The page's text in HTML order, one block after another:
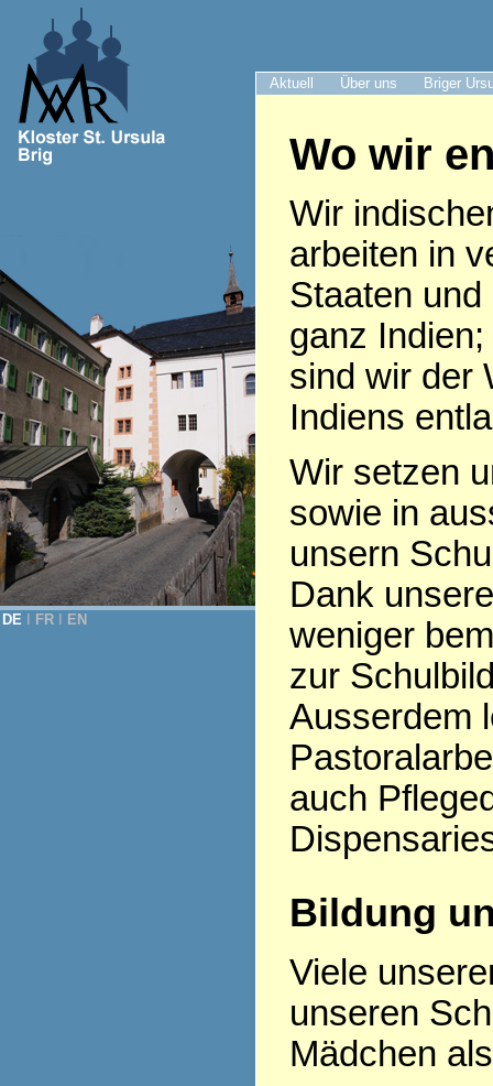
Aktuell Über uns Briger
DE FR EN
Wo wir
Wir
arbeiten in
Staaten
ganz
sind wir der
Indiens
Wir setzen
sowie in
unsern
Dank
weniger
zur
Ausserdem
auch
Bildung
Viele
unseren
Mädchen